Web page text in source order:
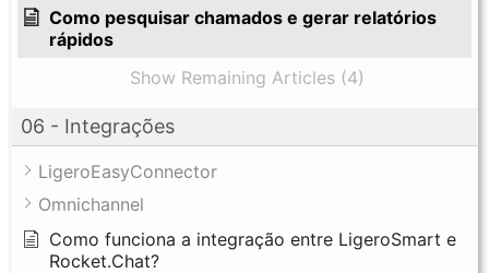
Como pesquisar chamados e gerar relatórios
rápidos
Show Remaining Articles (4)
06 - Integrações
LigeroEasyConnector
Omnichannel
Como funciona a integração entre LigeroSmart e
Rocket.Chat?